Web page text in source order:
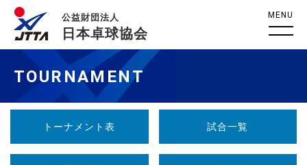
公益財団法人
日本卓球協会
MENU
TOURNAMENT
トーナメント表 試合一覧